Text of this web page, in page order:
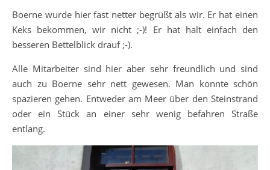
Boerne wurde hier fast netter begrüßt als wir. Er hat einen
Keks bekommen, wir nicht ;-)! Er hat halt einfach den
besseren Bettelblick drauf ;-).
Alle Mitarbeiter sind hier aber sehr freundlich und sind
auch zu Boerne sehr nett gewesen. Man konnte schön
spazieren gehen. Entweder am Meer über den Steinstrand
oder ein Stück an einer sehr wenig befahren Straße
entlang.